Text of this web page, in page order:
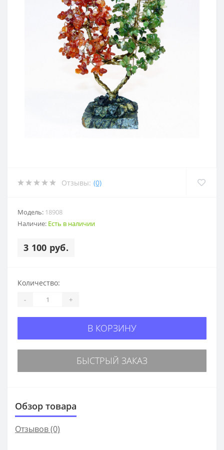
Отзывы: (0)
Модель: 18908
Наличие: Есть в наличии
3 100 руб.
Количество:
- +
В КОРЗИНУ
БЫСТРЫЙ ЗАКАЗ
Обзор товара
Отзывов (0)